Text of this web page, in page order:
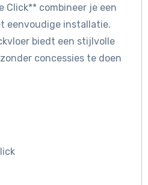
Click** combineer je een
eenvoudige installatie.
biedt een stijlvolle
concessies te doen